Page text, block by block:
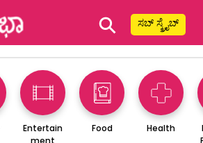
⚲ ಸಬ್ ಸ್ಕ್ರೈಬ್
Entertain
ment
Food Health